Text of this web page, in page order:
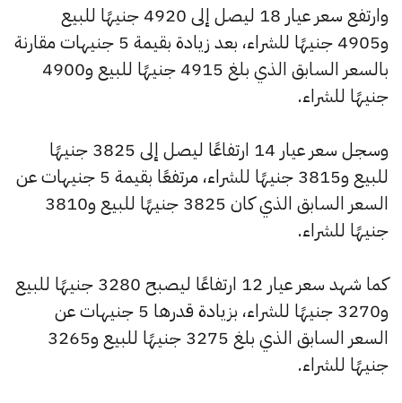
وارتفع سعر عيار 18 ليصل إلى 4920 جنيهًا للبيع
و4905 جنيهًا للشراء، بعد زيادة بقيمة 5 جنيهات مقارنة
بالسعر السابق الذي بلغ 4915 جنيهًا للبيع و4900
جنيهًا للشراء.
وسجل سعر عيار 14 ارتفاعًا ليصل إلى 3825 جنيهًا
للبيع و3815 جنيهًا للشراء، مرتفعًا بقيمة 5 جنيهات عن
السعر السابق الذي كان 3825 جنيهًا للبيع و3810
جنيهًا للشراء.
كما شهد سعر عيار 12 ارتفاعًا ليصبح 3280 جنيهًا للبيع
و3270 جنيهًا للشراء، بزيادة قدرها 5 جنيهات عن
السعر السابق الذي بلغ 3275 جنيهًا للبيع و3265
جنيهًا للشراء.